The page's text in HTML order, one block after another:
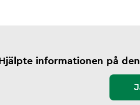
Hjälpte informationen på